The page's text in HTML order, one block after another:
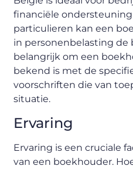
financiële
particulieren kan een
in personenbelasting de
belangrijk om een
bekend is met de
voorschriften die van
situatie.
Ervaring
Ervaring is een cruciale
van een boekhouder.